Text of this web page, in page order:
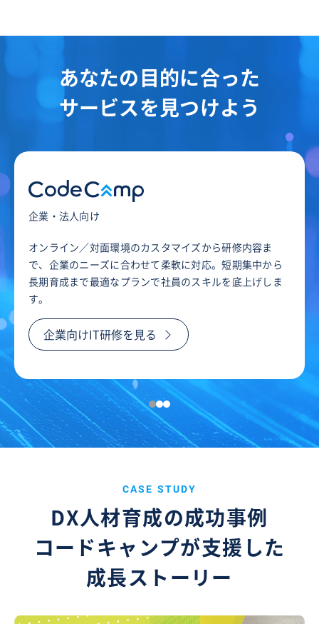
あなたの目的に合った
サービスを見つけよう
企業・法人向け
オンライン／対面環境のカスタマイズから研修内容ま
で、企業のニーズに合わせて柔軟に対応。短期集中から
長期育成まで最適なプランで社員のスキルを底上げしま
す。
企業向けIT研修を見る
CASE STUDY
DX人材育成の成功事例
コードキャンプが支援した
成長ストーリー